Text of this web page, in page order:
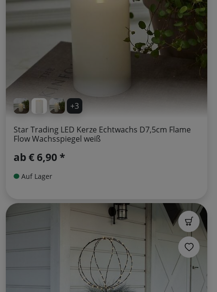
+3
Star Trading LED Kerze Echtwachs D7,5cm Flame
Flow Wachsspiegel weiß
ab€ 6,90 *
Auf Lager